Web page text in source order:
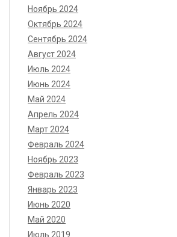
Ноябрь 2024
Октябрь 2024
Сентябрь 2024
Август 2024
Июль 2024
Июнь 2024
Май 2024
Апрель 2024
Март 2024
Февраль 2024
Ноябрь 2023
Февраль 2023
Январь 2023
Июнь 2020
Май 2020
Июль 2019